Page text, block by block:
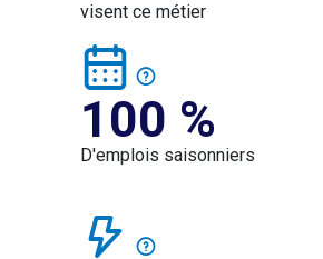
visent ce métier
100 %
D'emplois saisonniers